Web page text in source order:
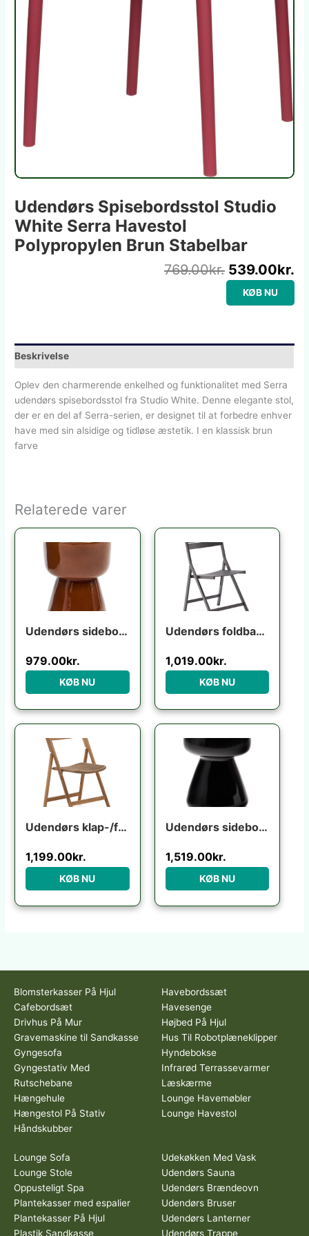
Udendørs Spisebordsstol Studio
White Serra Havestol
Polypropylen Brun Stabelbar
769.00kr. 539.00kr.
KØB NU
Beskrivelse
Oplev den charmerende enkelhed og funktionalitet med Serra
udendørs spisebordsstol fra Studio White. Denne elegante stol,
der er en del af Serra-serien, er designet til at forbedre enhver
have med sin alsidige og tidløse æstetik. I en klassisk brun
farve
Relaterede varer
Udendørs sidebord Kave Home Mesquida terracotta fibercement H45,5x36x36 cm
979.00kr.
KØB NU
Udendørs foldbar klapstol Kave Home Torreta grafit aluminium med fodstøtte UV-modstandsdygtig
1,019.00kr.
KØB NU
Udendørs klap-/foldestol Kave Home Dandara i FSC-certificeret akacietræ rustik brun
1,199.00kr.
KØB NU
Udendørs sidebord Kave Home Manya sort fibercement 38x38x46 cm industrielt design
1,519.00kr.
KØB NU
Blomsterkasser På Hjul
Cafebordsæt
Drivhus På Mur
Gravemaskine til Sandkasse
Gyngesofa
Gyngestativ Med
Rutschebane
Hængehule
Hængestol På Stativ
Håndskubber
Havebordssæt
Havesenge
Højbed På Hjul
Hus Til Robotplæneklipper
Hyndebokse
Infrarød Terrassevarmer
Læskærme
Lounge Havemøbler
Lounge Havestol
Lounge Sofa
Lounge Stole
Oppusteligt Spa
Plantekasser med espalier
Plantekasser På Hjul
Plastik Sandkasse
Udekøkken Med Vask
Udendørs Sauna
Udendørs Brændeovn
Udendørs Bruser
Udendørs Lanterner
Udendørs Trappe